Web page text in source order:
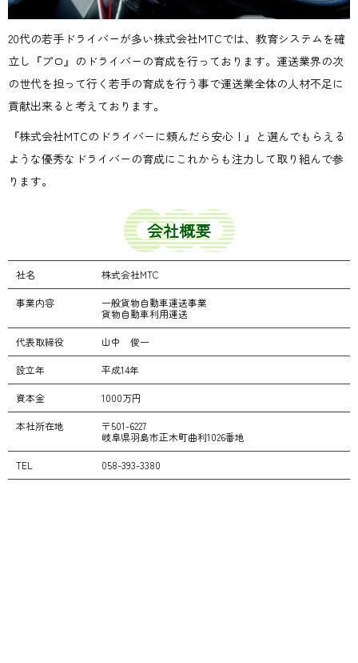
20代の若手ドライバーが多い株式会社MTCでは、教育システムを確
立し『プロ』のドライバーの育成を行っております。運送業界の次
の世代を担って行く若手の育成を行う事で運送業全体の人材不足に
貢献出来ると考えております。
『株式会社MTCのドライバーに頼んだら安心！』と選んでもらえる
ような優秀なドライバーの育成にこれからも注力して取り組んで参
ります。
会社概要
社名 株式会社MTC
事業内容
一般貨物自動車運送事業
貨物自動車利用運送
代表取締役 山中 俊一
設立年 平成14年
資本金 1000万円
本社所在地
〒501-6227
岐阜県羽島市正木町曲利1026番地
TEL 058-393-3380